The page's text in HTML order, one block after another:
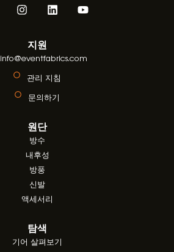
지원
info@eventfabrics.com
관리 지침
문의하기
원단
방수
내후성
방풍
신발
액세서리
탐색
기어 살펴보기